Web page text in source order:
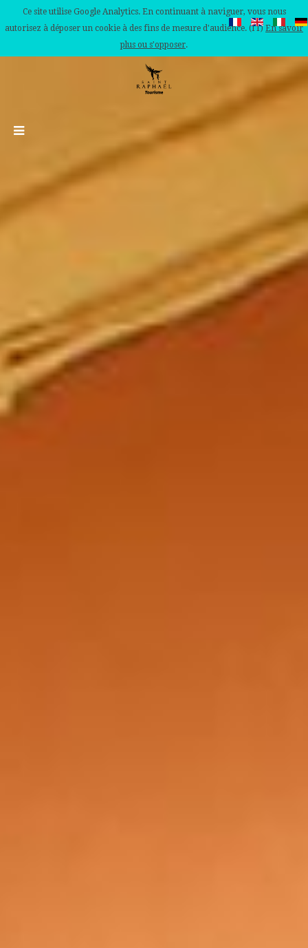
Ce site utilise Google Analytics. En continuant à naviguer, vous nous
autorisez à déposer un cookie à des fins de mesure d'audience. (IT) En savoir
plus ou s'opposer.